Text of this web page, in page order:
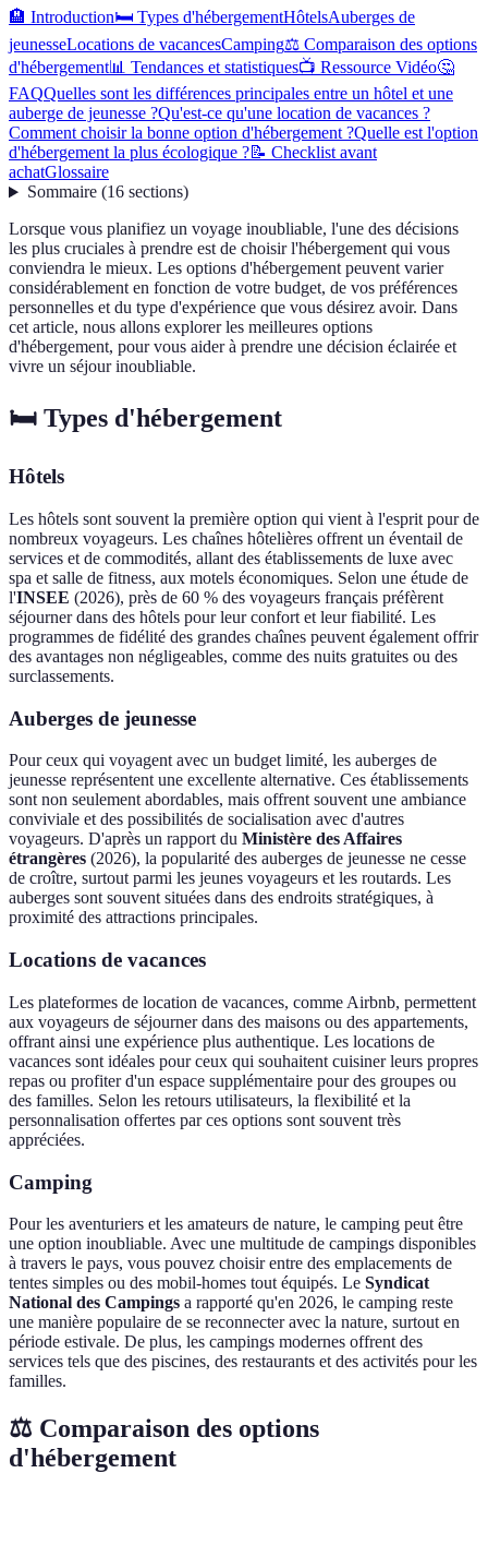
🏨 Introduction🛏️ Types d'hébergementHôtelsAuberges de
jeunesseLocations de vacancesCamping⚖️ Comparaison des options
d'hébergement📊 Tendances et statistiques📺 Ressource Vidéo🤔
FAQQuelles sont les différences principales entre un hôtel et une
auberge de jeunesse ?Qu'est-ce qu'une location de vacances ?
Comment choisir la bonne option d'hébergement ?Quelle est l'option
d'hébergement la plus écologique ?📝 Checklist avant
achatGlossaire
Sommaire(16 sections)
Lorsque vous planifiez un voyage inoubliable, l'une des décisions
les plus cruciales à prendre est de choisir l'hébergement qui vous
conviendra le mieux. Les options d'hébergement peuvent varier
considérablement en fonction de votre budget, de vos préférences
personnelles et du type d'expérience que vous désirez avoir. Dans
cet article, nous allons explorer les meilleures options
d'hébergement, pour vous aider à prendre une décision éclairée et
vivre un séjour inoubliable.
🛏️ Types d'hébergement
Hôtels
Les hôtels sont souvent la première option qui vient à l'esprit pour de
nombreux voyageurs. Les chaînes hôtelières offrent un éventail de
services et de commodités, allant des établissements de luxe avec
spa et salle de fitness, aux motels économiques. Selon une étude de
l'INSEE (2026), près de 60 % des voyageurs français préfèrent
séjourner dans des hôtels pour leur confort et leur fiabilité. Les
programmes de fidélité des grandes chaînes peuvent également offrir
des avantages non négligeables, comme des nuits gratuites ou des
surclassements.
Auberges de jeunesse
Pour ceux qui voyagent avec un budget limité, les auberges de
jeunesse représentent une excellente alternative. Ces établissements
sont non seulement abordables, mais offrent souvent une ambiance
conviviale et des possibilités de socialisation avec d'autres
voyageurs. D'après un rapport du Ministère des Affaires
étrangères (2026), la popularité des auberges de jeunesse ne cesse
de croître, surtout parmi les jeunes voyageurs et les routards. Les
auberges sont souvent situées dans des endroits stratégiques, à
proximité des attractions principales.
Locations de vacances
Les plateformes de location de vacances, comme Airbnb, permettent
aux voyageurs de séjourner dans des maisons ou des appartements,
offrant ainsi une expérience plus authentique. Les locations de
vacances sont idéales pour ceux qui souhaitent cuisiner leurs propres
repas ou profiter d'un espace supplémentaire pour des groupes ou
des familles. Selon les retours utilisateurs, la flexibilité et la
personnalisation offertes par ces options sont souvent très
appréciées.
Camping
Pour les aventuriers et les amateurs de nature, le camping peut être
une option inoubliable. Avec une multitude de campings disponibles
à travers le pays, vous pouvez choisir entre des emplacements de
tentes simples ou des mobil-homes tout équipés. Le Syndicat
National des Campings a rapporté qu'en 2026, le camping reste
une manière populaire de se reconnecter avec la nature, surtout en
période estivale. De plus, les campings modernes offrent des
services tels que des piscines, des restaurants et des activités pour les
familles.
⚖️ Comparaison des options
d'hébergement